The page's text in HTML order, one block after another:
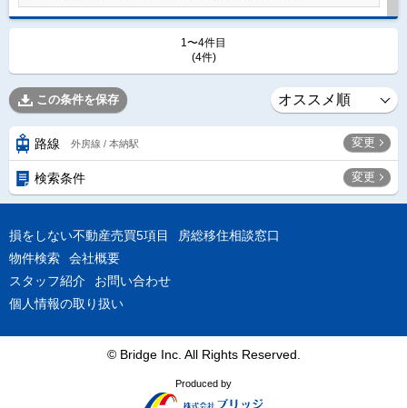
1〜4件目
(4件)
この条件を保存
路線 外房線 / 本納駅 変更
検索条件 変更
損をしない不動産売買5項目
房総移住相談窓口
物件検索
会社概要
スタッフ紹介
お問い合わせ
個人情報の取り扱い
© Bridge Inc. All Rights Reserved.
Produced by